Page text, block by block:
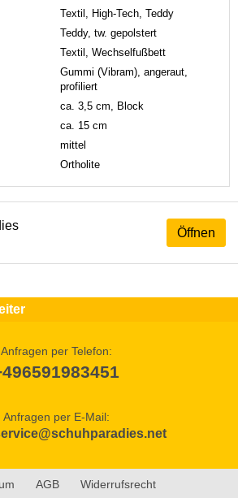
Textil, High-Tech, Teddy
Teddy, tw. gepolstert
Textil, Wechselfußbett
Gummi (Vibram), angeraut,
profiliert
ca. 3,5 cm, Block
ca. 15 cm
mittel
Ortholite
Öffnen
Anfragen per Telefon:
Anfragen per E-Mail:
AGB Widerrufsrecht